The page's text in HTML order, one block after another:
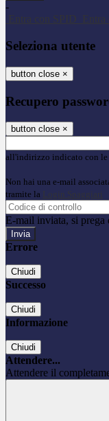
-
Entra con SPID
Seleziona utente
button close ×
Recupero
button close ×
all'indirizzo indicato con le
Non hai una e-mail
tramite la Login Spaggiari
E-mail inviata, si prega
Errore
Chiudi
Successo
Chiudi
Informazione
Chiudi
Attendere...
Attendere il